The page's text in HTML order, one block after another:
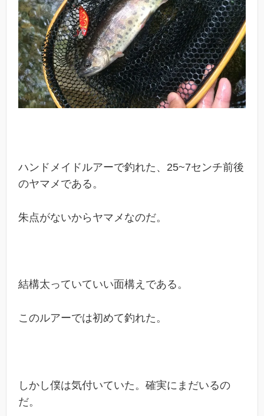
ハンドメイドルアーで釣れた、25~7センチ前後
のヤマメである。
朱点がないからヤマメなのだ。
結構太っていていい面構えである。
このルアーでは初めて釣れた。
しかし僕は気付いていた。確実にまだいるの
だ。